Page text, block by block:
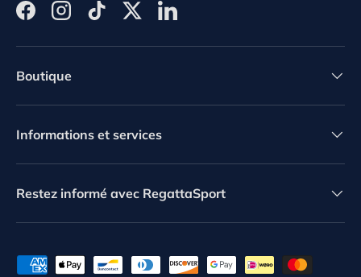
FacebookInstagramTikTokTwitterLinkedIn
Boutique
Informations et services
Restez informé avec RegattaSport
Moyens de paiement acceptés